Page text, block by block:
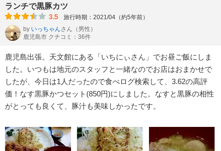
ランチで黒豚カツ
3.5
旅行時期：2021/04（約5年前）
by いっちゃんさん （男性）
鹿児島市 クチコミ：36件
鹿児島出張。天文館にある「いちにぃさん」でお昼ご飯にしま
した。いつもは地元のスタッフと一緒なのでお店はおまかせで
したが、今日は1人だったので食べログ検索して、3.62の高評
価！なす黒豚かつセット(850円)にしました。なすと黒豚の相性
がとっても良くて、豚汁も美味しかったです。